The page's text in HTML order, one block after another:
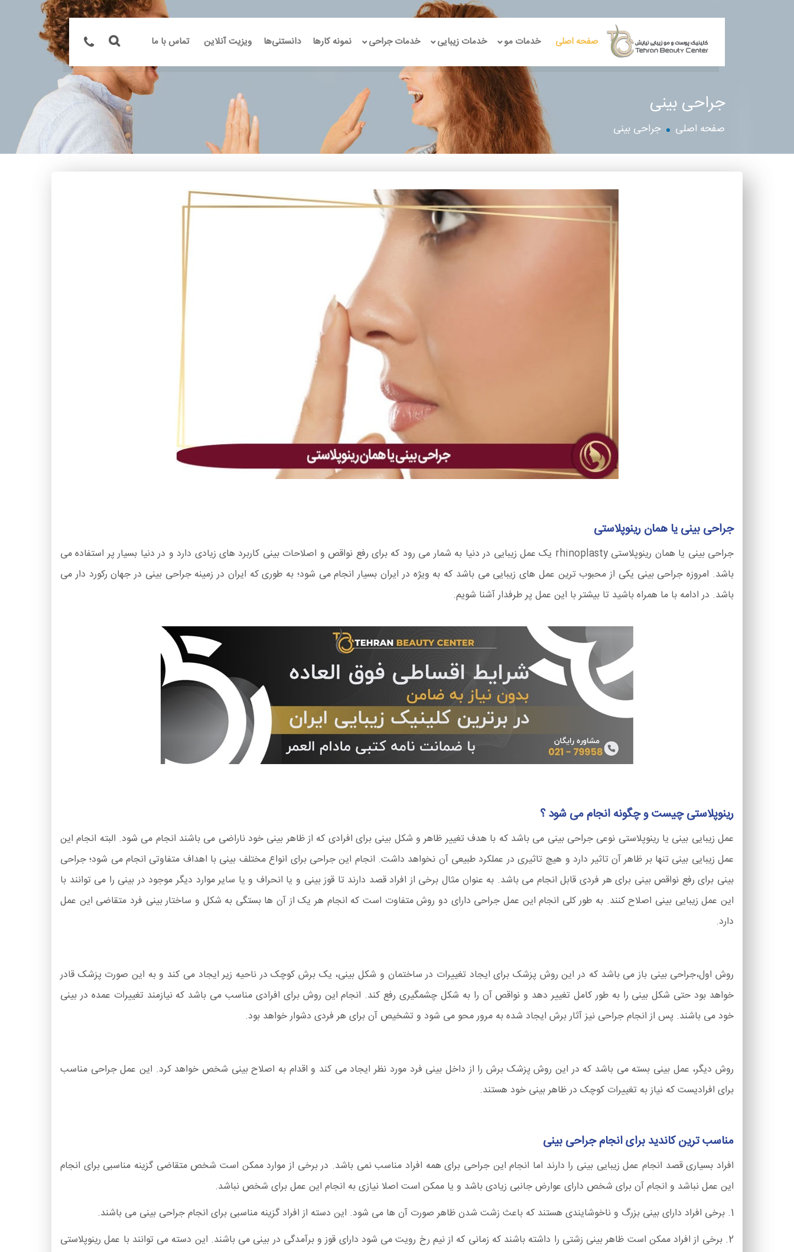
صفحه اصلی خدمات مو خدمات زیبایی خدمات جراحی نمونه کارها دانستنی‌ها ویزیت آنلاین تماس با ما
جراحی بینی
صفحه اصلی جراحی بینی
جراحی بینی یا همان رینوپلاستی
جراحی بینی یا همان رینوپلاستی rhinoplasty یک عمل زیبایی در دنیا به شمار می رود که برای رفع نواقص و اصلاحات بینی کاربرد های زیادی دارد و در دنیا بسیار پر استفاده می
باشد. امروزه جراحی بینی یکی از محبوب ترین عمل های زیبایی می باشد که به ویژه در ایران بسیار انجام می شود؛ به طوری که ایران در زمینه جراحی بینی در جهان رکورد دار می
باشد. در ادامه با ما همراه باشید تا بیشتر با این عمل پر طرفدار آشنا شویم.
رینوپلاستی چیست و چگونه انجام می شود ؟
عمل زیبایی بینی یا رینوپلاستی نوعی جراحی بینی می باشد که با هدف تغییر ظاهر و شکل بینی برای افرادی که از ظاهر بینی خود ناراضی می باشند انجام می شود. البته انجام این
عمل زیبایی بینی تنها بر ظاهر آن تاثیر دارد و هیچ تاثیری در عملکرد طبیعی آن نخواهد داشت. انجام این جراحی برای انواع مختلف بینی با اهداف متفاوتی انجام می شود؛ جراحی
بینی برای رفع نواقص بینی برای هر فردی قابل انجام می باشد. به عنوان مثال برخی از افراد قصد دارند تا قوز بینی و یا انحراف و یا سایر موارد دیگر موجود در بینی را می توانند با
این عمل زیبایی بینی اصلاح کنند. به طور کلی انجام این عمل جراحی دارای دو روش متفاوت است که انجام هر یک از آن ها بستگی به شکل و ساختار بینی فرد متقاضی این عمل
دارد.
روش اول،جراحی بینی باز می باشد که در این روش پزشک برای ایجاد تغییرات در ساختمان و شکل بینی، یک برش کوچک در ناحیه زیر ایجاد می کند و به این صورت پزشک قادر
خواهد بود حتی شکل بینی را به طور کامل تغییر دهد و نواقص آن را به شکل چشمگیری رفع کند. انجام این روش برای افرادی مناسب می باشد که نیازمند تغییرات عمده در بینی
خود می باشند. پس از انجام جراحی نیز آثار برش ایجاد شده به مرور محو می شود و تشخیص آن برای هر فردی دشوار خواهد بود.
روش دیگر، عمل بینی بسته می باشد که در این روش پزشک برش را از داخل بینی فرد مورد نظر ایجاد می کند و اقدام به اصلاح بینی شخص خواهد کرد. این عمل جراحی مناسب
برای افرادیست که نیاز به تغییرات کوچک در ظاهر بینی خود هستند.
مناسب ترین کاندید برای انجام جراحی بینی
افراد بسیاری قصد انجام عمل زیبایی بینی را دارند اما انجام این جراحی برای همه افراد مناسب نمی باشد. در برخی از موارد ممکن است شخص متقاضی گزینه مناسبی برای انجام
این عمل نباشد و انجام آن برای شخص دارای عوارض جانبی زیادی باشد و یا ممکن است اصلا نیازی به انجام این عمل برای شخص نباشد.
1. برخی افراد دارای بینی بزرگ و ناخوشایندی هستند که باعث زشت شدن ظاهر صورت آن ها می شود. این دسته از افراد گزینه مناسبی برای انجام جراحی بینی می باشند.
2. برخی از افراد ممکن است ظاهر بینی زشتی را داشته باشند که زمانی که از نیم رخ رویت می شود دارای قوز و برآمدگی در بینی می باشند. این دسته می توانند با عمل رینوپلاستی